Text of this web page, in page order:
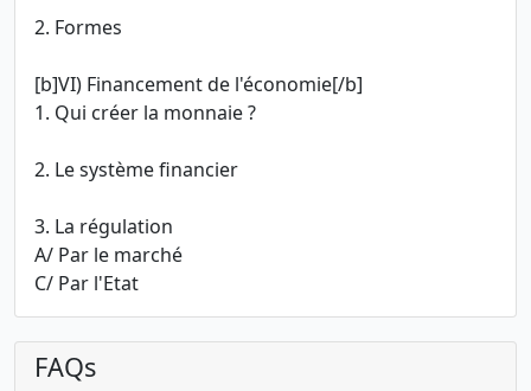
2. Formes
[b]VI) Financement de l'économie[/b]
1. Qui créer la monnaie ?
2. Le système financier
3. La régulation
A/ Par le marché
C/ Par l'Etat
FAQs